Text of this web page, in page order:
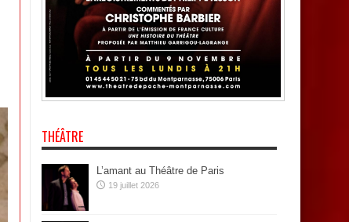
THÉÂTRE
L’amant au Théâtre de Paris
19 juillet 2026